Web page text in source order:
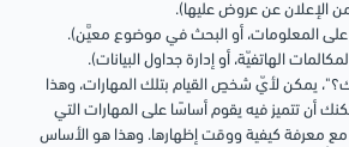
الإعلان عن عروض عليها).
على المعلومات، أو البحث في موضوع معيَّن).
الهاتفيّة، أو إدارة جداول البيانات).
يمكن لأيّ شخصٍ القيام بتلك المهارات، وهذا
أن تتميز فيه يقوم أساسًا على المهارات التي
مع معرفة كيفية ووقت إظهارها. وهذا هو الأساس